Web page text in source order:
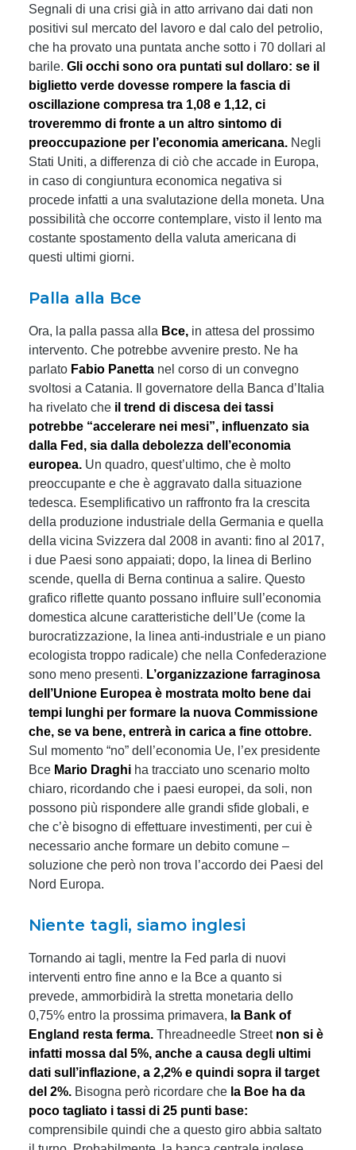
Segnali di una crisi già in atto arrivano dai dati non
positivi sul mercato del lavoro e dal calo del petrolio,
che ha provato una puntata anche sotto i 70 dollari al
barile. Gli occhi sono ora puntati sul dollaro: se il
biglietto verde dovesse rompere la fascia di
oscillazione compresa tra 1,08 e 1,12, ci
troveremmo di fronte a un altro sintomo di
preoccupazione per l’economia americana. Negli
Stati Uniti, a differenza di ciò che accade in Europa,
in caso di congiuntura economica negativa si
procede infatti a una svalutazione della moneta. Una
possibilità che occorre contemplare, visto il lento ma
costante spostamento della valuta americana di
questi ultimi giorni.
Palla alla Bce
Ora, la palla passa alla Bce, in attesa del prossimo
intervento. Che potrebbe avvenire presto. Ne ha
parlato Fabio Panetta nel corso di un convegno
svoltosi a Catania. Il governatore della Banca d’Italia
ha rivelato che il trend di discesa dei tassi
potrebbe “accelerare nei mesi”, influenzato sia
dalla Fed, sia dalla debolezza dell’economia
europea. Un quadro, quest’ultimo, che è molto
preoccupante e che è aggravato dalla situazione
tedesca. Esemplificativo un raffronto fra la crescita
della produzione industriale della Germania e quella
della vicina Svizzera dal 2008 in avanti: fino al 2017,
i due Paesi sono appaiati; dopo, la linea di Berlino
scende, quella di Berna continua a salire. Questo
grafico riflette quanto possano influire sull’economia
domestica alcune caratteristiche dell’Ue (come la
burocratizzazione, la linea anti-industriale e un piano
ecologista troppo radicale) che nella Confederazione
sono meno presenti. L’organizzazione farraginosa
dell’Unione Europea è mostrata molto bene dai
tempi lunghi per formare la nuova Commissione
che, se va bene, entrerà in carica a fine ottobre.
Sul momento “no” dell’economia Ue, l’ex presidente
Bce Mario Draghi ha tracciato uno scenario molto
chiaro, ricordando che i paesi europei, da soli, non
possono più rispondere alle grandi sfide globali, e
che c’è bisogno di effettuare investimenti, per cui è
necessario anche formare un debito comune –
soluzione che però non trova l’accordo dei Paesi del
Nord Europa.
Niente tagli, siamo inglesi
Tornando ai tagli, mentre la Fed parla di nuovi
interventi entro fine anno e la Bce a quanto si
prevede, ammorbidirà la stretta monetaria dello
0,75% entro la prossima primavera, la Bank of
England resta ferma. Threadneedle Street non si è
infatti mossa dal 5%, anche a causa degli ultimi
dati sull’inflazione, a 2,2% e quindi sopra il target
del 2%. Bisogna però ricordare che la Boe ha da
poco tagliato i tassi di 25 punti base:
comprensibile quindi che a questo giro abbia saltato